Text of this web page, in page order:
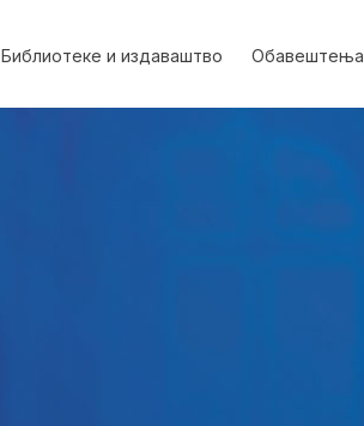
Библиотеке и издаваштво Обавештења